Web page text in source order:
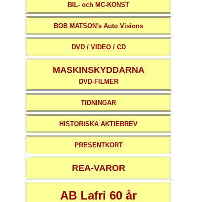
BIL- och MC-KONST
BOB MATSON's Auto Visions
DVD / VIDEO / CD
MASKINSKYDDARNA
DVD-FILMER
TIDNINGAR
HISTORISKA AKTIEBREV
PRESENTKORT
REA-VAROR
AB Lafri 60 år